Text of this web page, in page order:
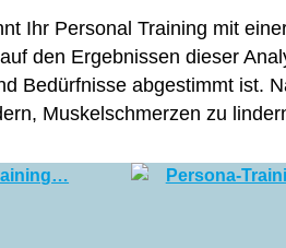
Ihr Personal Training mit
den Ergebnissen dieser
Bedürfnisse abgestimmt ist.
Muskelschmerzen zu